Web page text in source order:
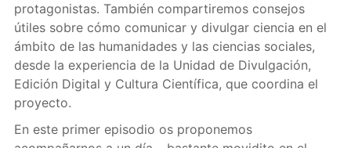
protagonistas. También compartiremos consejos
útiles sobre cómo comunicar y divulgar ciencia en el
ámbito de las humanidades y las ciencias sociales,
desde la experiencia de la Unidad de Divulgación,
Edición Digital y Cultura Científica, que coordina el
proyecto.
En este primer episodio os proponemos